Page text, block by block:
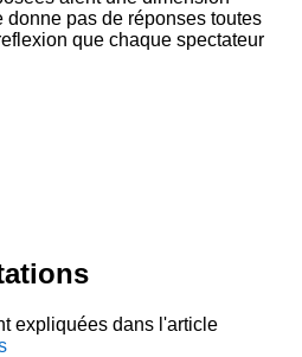
donne pas de réponses toutes
que chaque spectateur
expliquées dans l'article